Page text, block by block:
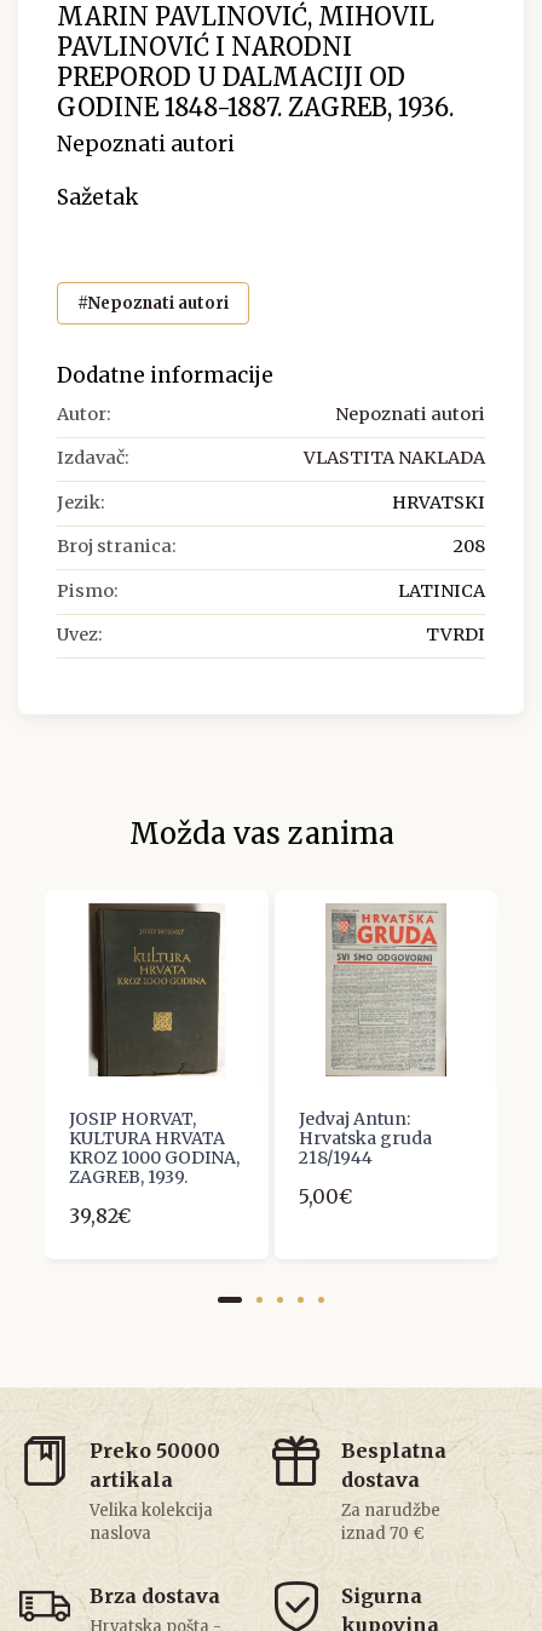
MARIN PAVLINOVIĆ, MIHOVIL
PAVLINOVIĆ I NARODNI
PREPOROD U DALMACIJI OD
GODINE 1848-1887. ZAGREB, 1936.
Nepoznati autori
Sažetak
#Nepoznati autori
Dodatne informacije
Autor: Nepoznati autori
Izdavač: VLASTITA NAKLADA
Jezik: HRVATSKI
Broj stranica: 208
Pismo: LATINICA
Uvez: TVRDI
Možda vas zanima
JOSIP HORVAT,
KULTURA HRVATA
KROZ 1000 GODINA,
ZAGREB, 1939.
39,82€
Jedvaj Antun:
Hrvatska gruda
218/1944
5,00€
Preko 50000
artikala
Velika kolekcija
naslova
Besplatna
dostava
Za narudžbe
iznad 70 €
Brza dostava
Hrvatska pošta -
Sigurna
kupovina